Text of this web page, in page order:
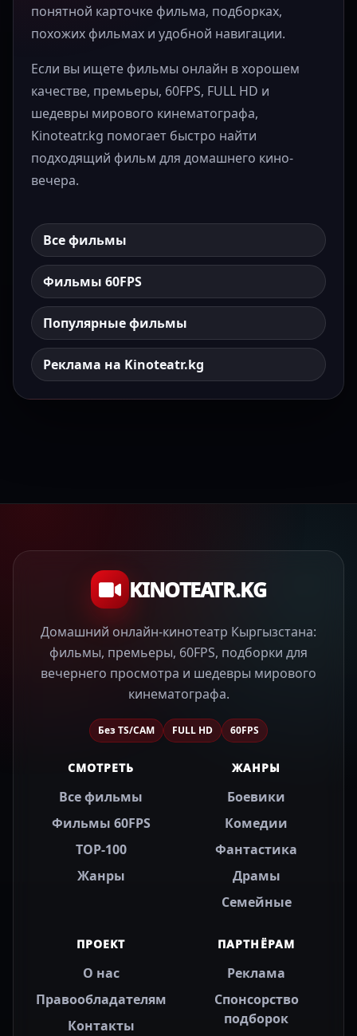
понятной карточке фильма, подборках,
похожих фильмах и удобной навигации.
Если вы ищете фильмы онлайн в хорошем
качестве, премьеры, 60FPS, FULL HD и
шедевры мирового кинематографа,
Kinoteatr.kg помогает быстро найти
подходящий фильм для домашнего кино-
вечера.
Все фильмы
Фильмы 60FPS
Популярные фильмы
Реклама на Kinoteatr.kg
KINOTEATR.KG
Домашний онлайн-кинотеатр Кыргызстана:
фильмы, премьеры, 60FPS, подборки для
вечернего просмотра и шедевры мирового
кинематографа.
Без TS/CAM FULL HD 60FPS
СМОТРЕТЬ
Все фильмы
Фильмы 60FPS
TOP-100
Жанры
ЖАНРЫ
Боевики
Комедии
Фантастика
Драмы
Семейные
ПРОЕКТ
О нас
Правообладателям
Контакты
ПАРТНЁРАМ
Реклама
Спонсорство
подборок